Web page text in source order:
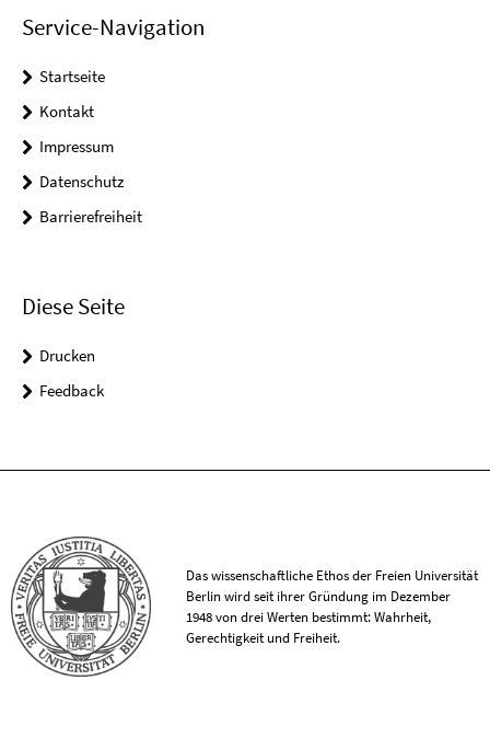
Service-Navigation
Startseite
Kontakt
Impressum
Datenschutz
Barrierefreiheit
Diese Seite
Drucken
Feedback
Das wissenschaftliche Ethos der Freien Universität
Berlin wird seit ihrer Gründung im Dezember
1948 von drei Werten bestimmt: Wahrheit,
Gerechtigkeit und Freiheit.